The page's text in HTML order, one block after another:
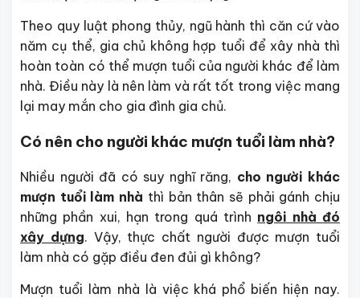
Theo quy luật phong thủy, ngũ hành thì căn cứ vào
năm cụ thể, gia chủ không hợp tuổi để xây nhà thì
hoàn toàn có thể mượn tuổi của người khác để làm
nhà. Điều này là nên làm và rất tốt trong việc mang
lại may mắn cho gia đình gia chủ.
Có nên cho người khác mượn tuổi làm nhà?
Nhiều người đã có suy nghĩ răng, cho người khác
mượn tuổi làm nhà thì bản thân sẽ phải gánh chịu
những phần xui, hạn trong quá trình ngôi nhà đó
xây dựng. Vậy, thực chất người được mượn tuổi
làm nhà có gặp điều đen đủi gì không?
Mượn tuổi làm nhà là việc khá phổ biến hiện nay.